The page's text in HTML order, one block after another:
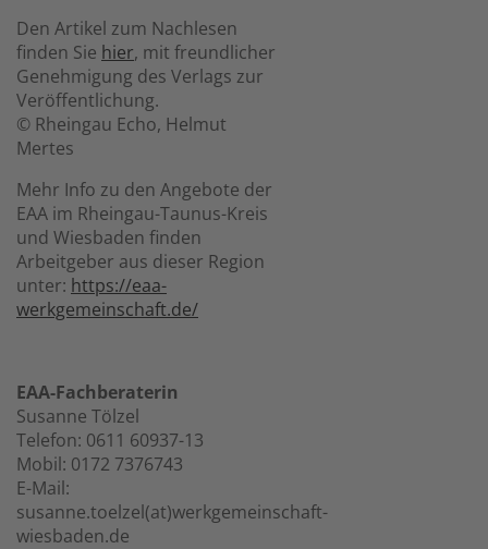
Den Artikel zum Nachlesen
finden Sie hier, mit freundlicher
Genehmigung des Verlags zur
Veröffentlichung.
© Rheingau Echo, Helmut
Mertes
Mehr Info zu den Angebote der
EAA im Rheingau-Taunus-Kreis
und Wiesbaden finden
Arbeitgeber aus dieser Region
unter: https://eaa-
werkgemeinschaft.de/
EAA-Fachberaterin
Susanne Tölzel
Telefon: 0611 60937-13
Mobil: 0172 7376743
E-Mail:
susanne.toelzel(at)werkgemeinschaft-
wiesbaden.de